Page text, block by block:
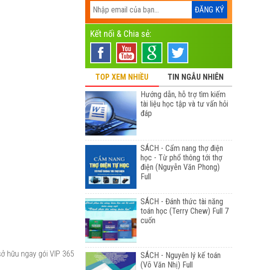
hữu ngay gói VIP 365
Kết nối & Chia sẻ:
TOP XEM NHIỀU
TIN NGẪU NHIÊN
Hướng dẫn, hỗ trợ tìm kiếm
tài liệu học tập và tư vấn hỏi
đáp
SÁCH - Cẩm nang thợ điện
học - Từ phổ thông tới thợ
điện (Nguyễn Văn Phong)
Full
SÁCH - Đánh thức tài năng
toán học (Terry Chew) Full 7
cuốn
SÁCH - Nguyên lý kế toán
(Võ Văn Nhị) Full